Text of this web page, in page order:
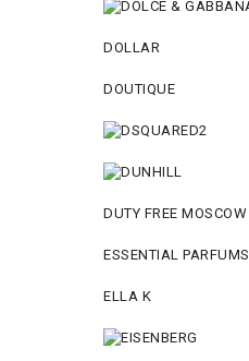
DOLLAR
DOUTIQUE
DUTY FREE MOSCOW
ESSENTIAL PARFUMS
ELLA K